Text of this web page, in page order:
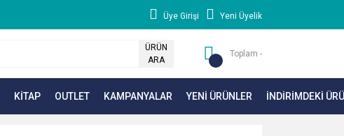
Üye Girişi Yeni Üyelik
ÜRÜN
ARA
Toplam -
KİTAP OUTLET KAMPANYALAR YENİ ÜRÜNLER İNDİRİMDEKİ